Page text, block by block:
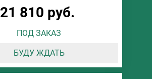
21 810 руб.
ПОД ЗАКАЗ
БУДУ ЖДАТЬ